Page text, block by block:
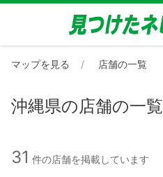
マップを見る 店舗の一覧
沖縄県の店舗の一覧
31 件の店舗を掲載しています